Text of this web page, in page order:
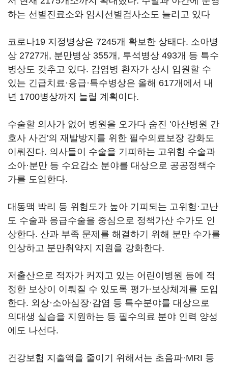
하는 선별진료소와 임시선별검사소도 늘리고 있다
코로나19 지정병상은 7245개 확보한 상태다. 소아병
상 2727개, 분만병상 355개, 투석병상 493개 등 특수
병상도 갖추고 있다. 감염병 환자가 상시 입원할 수
있는 긴급치료·응급·특수병상은 올해 617개에서 내
년 1700병상까지 늘릴 계획이다.
수술할 의사가 없어 병원을 오가다 숨진 '아산병원 간
호사 사건'의 재발방지를 위한 필수의료보장 강화도
이뤄진다. 의사들이 수술을 기피하는 고위험 수술과
소아·분만 등 수요감소 분야를 대상으로 공공정책수
가를 도입한다.
대동맥 박리 등 위험도가 높아 기피되는 고위험·고난
도 수술과 응급수술을 중심으로 정책가산 수가도 인
상한다. 산과 부족 문제를 해결하기 위해 분만 수가를
인상하고 분만취약지 지원을 강화한다.
저출산으로 적자가 커지고 있는 어린이병원 등에 적
정한 보상이 이뤄질 수 있도록 평가·보상체계를 도입
한다. 외상·소아심장·감염 등 특수분야를 대상으로
의대생 실습을 지원하는 등 필수의료 분야 인력 양성
에도 나선다.
건강보험 지출액을 줄이기 위해서는 초음파·MRI 등